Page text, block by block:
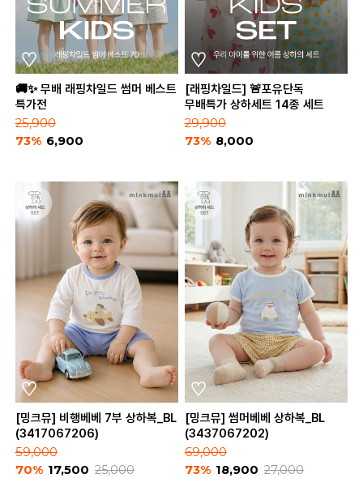
🚚✨ 무배 래핑차일드 썸머 베스트
특가전
25,900
73% 6,900
[래핑차일드] 🚨포유단독
무배특가 상하세트 14종 세트
29,900
73% 8,000
[밍크뮤] 비행베베 7부 상하복_BL
(3417067206)
59,000
70% 17,500 25,000
[밍크뮤] 썸머베베 상하복_BL
(3437067202)
69,000
73% 18,900 27,000